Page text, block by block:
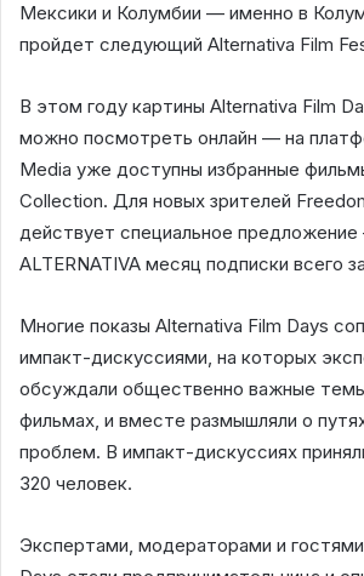
Мексики и Колумбии — именно в
пройдет следующий Alternativa Film
В этом году картины Alternativa Film
можно посмотреть онлайн — на
Media уже доступны избранные
Collection. Для новых зрителей
действует специальное
ALTERNATIVA месяц подписки всего
Многие показы Alternativa Film Days
импакт-дискуссиями, на которых
обсуждали общественно важные
фильмах, и вместе размышляли о
проблем. В импакт-дискуссиях
320 человек.
Экспертами, модераторами и